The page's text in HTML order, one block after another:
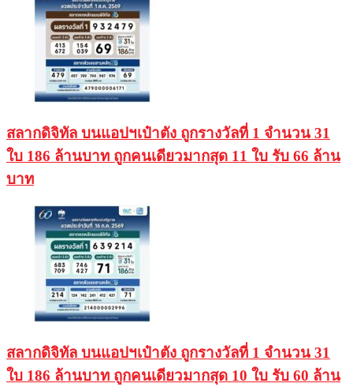
สลากดิจิทัล บนแอปฯเป๋าตัง ถูกรางวัลที่ 1 จำนวน 31
ใบ 186 ล้านบาท ถูกคนเดียวมากสุด 11 ใบ รับ 66 ล้าน
บาท
สลากดิจิทัล บนแอปฯเป๋าตัง ถูกรางวัลที่ 1 จำนวน 31
ใบ 186 ล้านบาท ถูกคนเดียวมากสุด 10 ใบ รับ 60 ล้าน